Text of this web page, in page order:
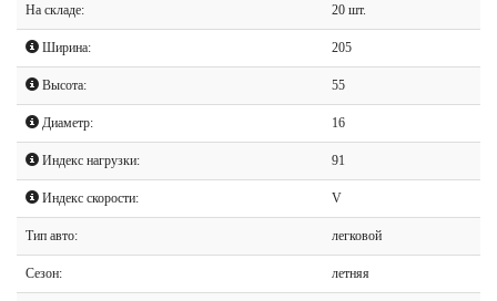
На складе: 20 шт.
Ширина: 205
Высота: 55
Диаметр: 16
Индекс нагрузки: 91
Индекс скорости: V
Тип авто: легковой
Сезон: летняя